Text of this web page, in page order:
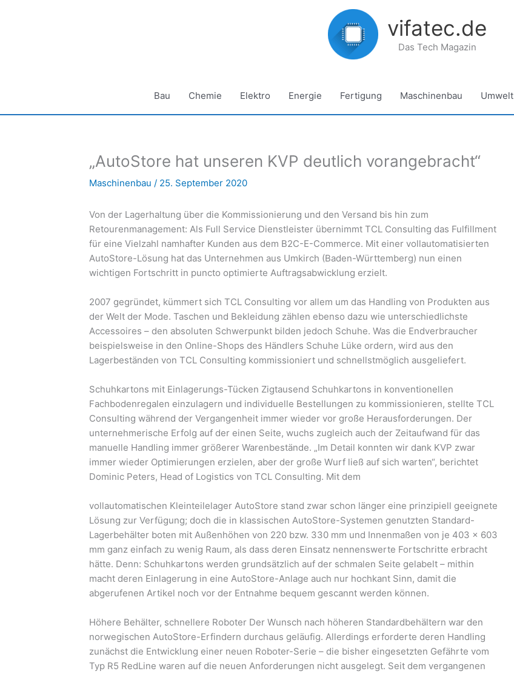
vifatec.de
Das Tech Magazin
Bau Chemie Elektro Energie Fertigung Maschinenbau Umwelt
„AutoStore hat unseren KVP deutlich vorangebracht“
Maschinenbau / 25. September 2020
Von der Lagerhaltung über die Kommissionierung und den Versand bis hin zum
Retourenmanagement: Als Full Service Dienstleister übernimmt TCL Consulting das Fulfillment
für eine Vielzahl namhafter Kunden aus dem B2C-E-Commerce. Mit einer vollautomatisierten
AutoStore-Lösung hat das Unternehmen aus Umkirch (Baden-Württemberg) nun einen
wichtigen Fortschritt in puncto optimierte Auftragsabwicklung erzielt.
2007 gegründet, kümmert sich TCL Consulting vor allem um das Handling von Produkten aus
der Welt der Mode. Taschen und Bekleidung zählen ebenso dazu wie unterschiedlichste
Accessoires – den absoluten Schwerpunkt bilden jedoch Schuhe. Was die Endverbraucher
beispielsweise in den Online-Shops des Händlers Schuhe Lüke ordern, wird aus den
Lagerbeständen von TCL Consulting kommissioniert und schnellstmöglich ausgeliefert.
Schuhkartons mit Einlagerungs-Tücken Zigtausend Schuhkartons in konventionellen
Fachbodenregalen einzulagern und individuelle Bestellungen zu kommissionieren, stellte TCL
Consulting während der Vergangenheit immer wieder vor große Herausforderungen. Der
unternehmerische Erfolg auf der einen Seite, wuchs zugleich auch der Zeitaufwand für das
manuelle Handling immer größerer Warenbestände. „Im Detail konnten wir dank KVP zwar
immer wieder Optimierungen erzielen, aber der große Wurf ließ auf sich warten“, berichtet
Dominic Peters, Head of Logistics von TCL Consulting. Mit dem
vollautomatischen Kleinteilelager AutoStore stand zwar schon länger eine prinzipiell geeignete
Lösung zur Verfügung; doch die in klassischen AutoStore-Systemen genutzten Standard-
Lagerbehälter boten mit Außenhöhen von 220 bzw. 330 mm und Innenmaßen von je 403 x 603
mm ganz einfach zu wenig Raum, als dass deren Einsatz nennenswerte Fortschritte erbracht
hätte. Denn: Schuhkartons werden grundsätzlich auf der schmalen Seite gelabelt – mithin
macht deren Einlagerung in eine AutoStore-Anlage auch nur hochkant Sinn, damit die
abgerufenen Artikel noch vor der Entnahme bequem gescannt werden können.
Höhere Behälter, schnellere Roboter Der Wunsch nach höheren Standardbehältern war den
norwegischen AutoStore-Erfindern durchaus geläufig. Allerdings erforderte deren Handling
zunächst die Entwicklung einer neuen Roboter-Serie – die bisher eingesetzten Gefährte vom
Typ R5 RedLine waren auf die neuen Anforderungen nicht ausgelegt. Seit dem vergangenen